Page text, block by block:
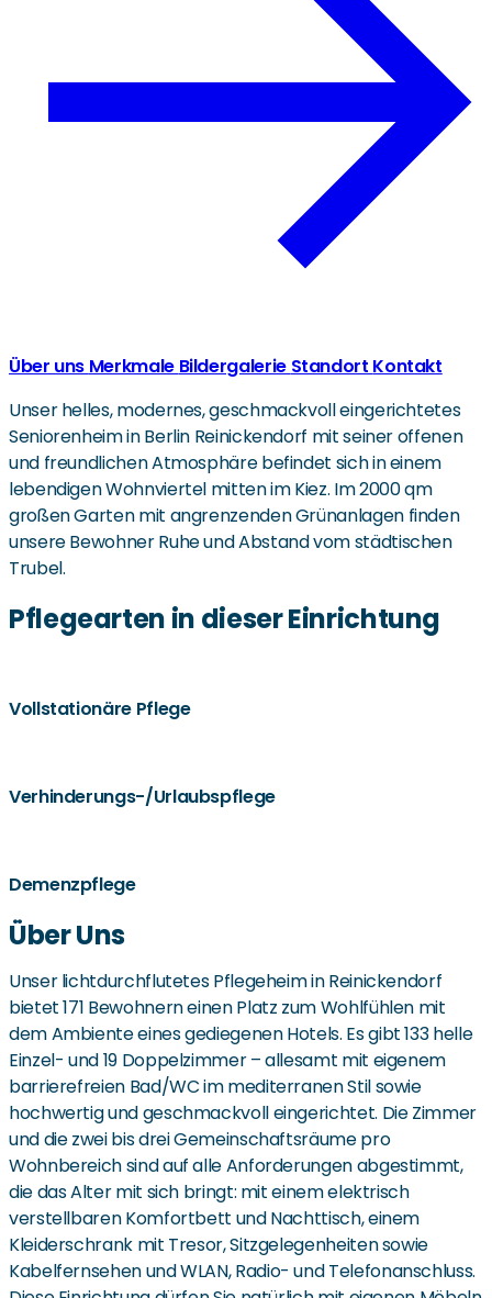
Über uns Merkmale Bildergalerie Standort Kontakt
Unser helles, modernes, geschmackvoll eingerichtetes
Seniorenheim in Berlin Reinickendorf mit seiner offenen
und freundlichen Atmosphäre befindet sich in einem
lebendigen Wohnviertel mitten im Kiez. Im 2000 qm
großen Garten mit angrenzenden Grünanlagen finden
unsere Bewohner Ruhe und Abstand vom städtischen
Trubel.
Pflegearten in dieser Einrichtung
Vollstationäre Pflege
Verhinderungs-/Urlaubspflege
Demenzpflege
Über Uns
Unser lichtdurchflutetes Pflegeheim in Reinickendorf
bietet 171 Bewohnern einen Platz zum Wohlfühlen mit
dem Ambiente eines gediegenen Hotels. Es gibt 133 helle
Einzel- und 19 Doppelzimmer – allesamt mit eigenem
barrierefreien Bad/WC im mediterranen Stil sowie
hochwertig und geschmackvoll eingerichtet. Die Zimmer
und die zwei bis drei Gemeinschaftsräume pro
Wohnbereich sind auf alle Anforderungen abgestimmt,
die das Alter mit sich bringt: mit einem elektrisch
verstellbaren Komfortbett und Nachttisch, einem
Kleiderschrank mit Tresor, Sitzgelegenheiten sowie
Kabelfernsehen und WLAN, Radio- und Telefonanschluss.